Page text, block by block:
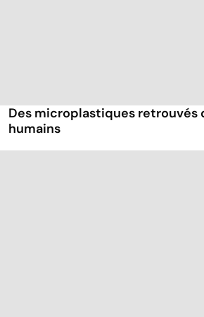
Des microplastiques retrouvés
humains